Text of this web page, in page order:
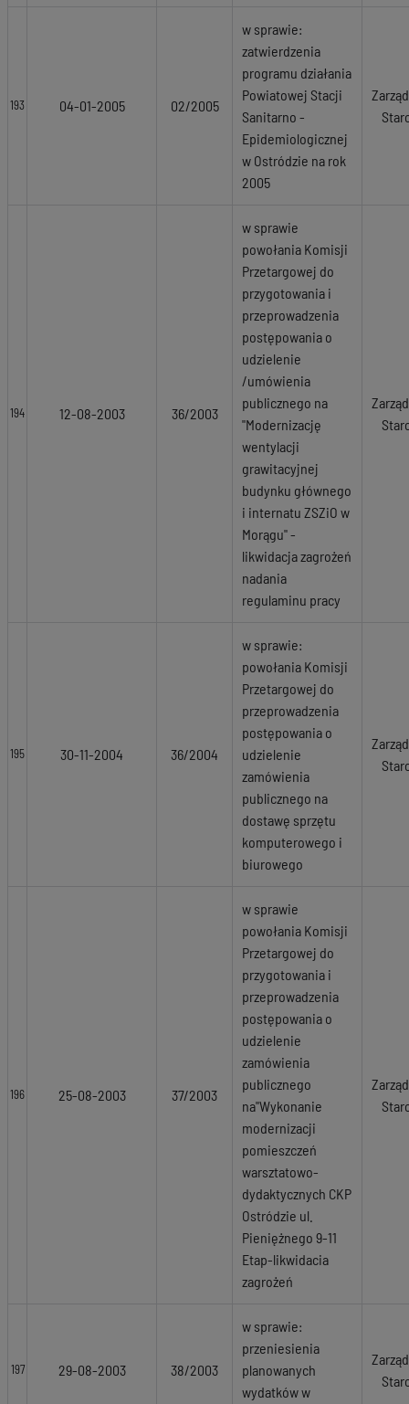
193 04-01-2005 02/2005
w sprawie:
zatwierdzenia
programu działania
Powiatowej Stacji
Sanitarno -
Epidemiologicznej
w Ostródzie na rok
2005
194 12-08-2003 36/2003
w sprawie
powołania Komisji
Przetargowej do
przygotowania i
przeprowadzenia
postępowania o
udzielenie
/umówienia
publicznego na
"Modernizację
wentylacji
grawitacyjnej
budynku głównego
i internatu ZSZiO w
Morągu" -
likwidacja zagrożeń
nadania
regulaminu pracy
195 30-11-2004 36/2004
w sprawie:
powołania Komisji
Przetargowej do
przeprowadzenia
postępowania o
udzielenie
zamówienia
publicznego na
dostawę sprzętu
komputerowego i
biurowego
196 25-08-2003 37/2003
w sprawie
powołania Komisji
Przetargowej do
przygotowania i
przeprowadzenia
postępowania o
udzielenie
zamówienia
publicznego
na"Wykonanie
modernizacji
pomieszczeń
warsztatowo-
dydaktycznych CKP
Ostródzie ul.
Pieniężnego 9-11
Etap-likwidacia
zagrożeń
197 29-08-2003 38/2003
w sprawie:
przeniesienia
planowanych
wydatków w